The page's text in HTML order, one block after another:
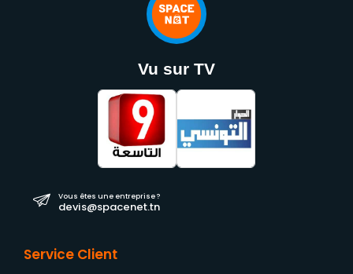
Vu sur TV
Vous êtes une entreprise ?
devis@spacenet.tn
Service Client